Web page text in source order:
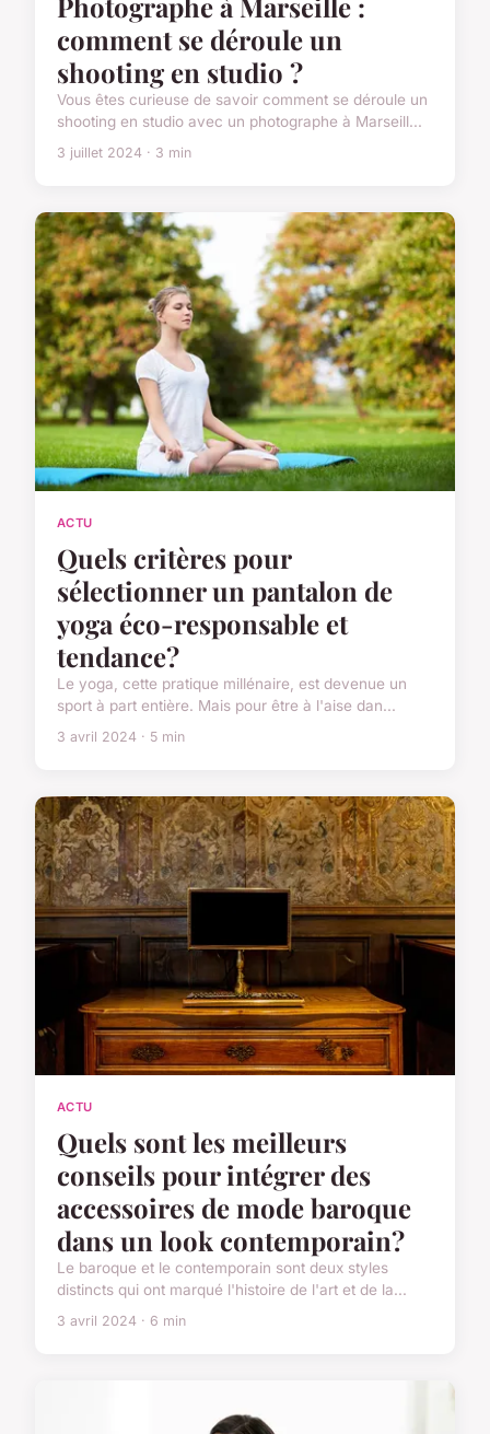
comment se déroule un
shooting en studio ?
Vous êtes curieuse de savoir comment se déroule un
shooting en studio avec un photographe à Marseill...
3 juillet 2024 · 3 min
ACTU
Quels critères pour
sélectionner un pantalon de
yoga éco-responsable et
tendance?
Le yoga, cette pratique millénaire, est devenue un
sport à part entière. Mais pour être à l'aise dan...
3 avril 2024 · 5 min
ACTU
Quels sont les meilleurs
conseils pour intégrer des
accessoires de mode baroque
dans un look contemporain?
Le baroque et le contemporain sont deux styles
distincts qui ont marqué l'histoire de l'art et de la...
3 avril 2024 · 6 min